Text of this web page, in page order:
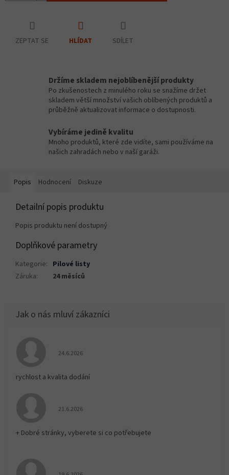
ZEPTAT SE HLÍDAT SDÍLET
Držíme skladem nejoblíbenější produkty
Po zkušenostech z minulého roku se snažíme držet
skladem větší množství vašich oblíbených produktů a
průběžně aktualizovat informace o dostupnosti.
Vybíráme jedině kvalitu
Mnoho produktů, které zde vidíte, sami používáme na
našich zahradách nebo v naší garáži.
Popis Hodnocení Diskuze
Detailní popis produktu
Popis produktu není dostupný
Doplňkové parametry
Kategorie: Pilové listy
Záruka: 24 měsíců
Hodnocení obchodu je 5 z 5 hvězdiček.
24.6.2026
rychlost a kvalita dodání
Hodnocení obchodu je 5 z 5 hvězdiček.
21.6.2026
+ Dobré stránky, vyberete si co potřebujete
Hodnocení obchodu je 5 z 5 hvězdiček.